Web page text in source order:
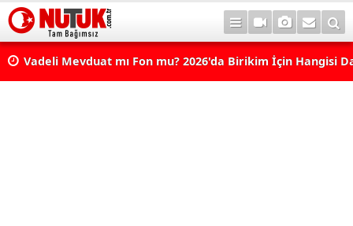
Vadeli Mevduat mı Fon mu? 2026'da Birikim İçin Hangisi
Avantajlı? Nelere Dikkat Edilmeli?